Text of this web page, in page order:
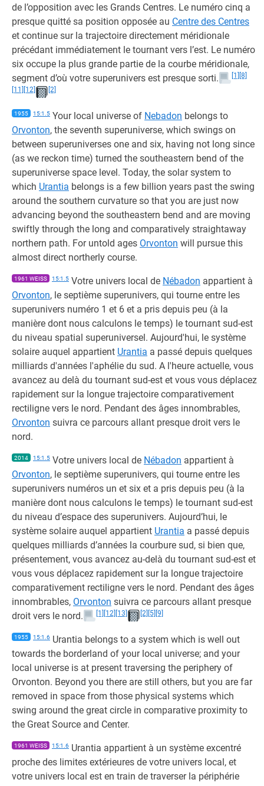
de l’opposition avec les Grands Centres. Le numéro cinq a
presque quitté sa position opposée au Centre des Centres
et continue sur la trajectoire directement méridionale
précédant immédiatement le tournant vers l’est. Le numéro
six occupe la plus grande partie de la courbe méridionale,
segment d’où votre superunivers est presque sorti.
[1]
[8]
[11]
[12] [2]
1955 15:1.5 Your local universe of Nebadon belongs to
Orvonton, the seventh superuniverse, which swings on
between superuniverses one and six, having not long since
(as we reckon time) turned the southeastern bend of the
superuniverse space level. Today, the solar system to
which Urantia belongs is a few billion years past the swing
around the southern curvature so that you are just now
advancing beyond the southeastern bend and are moving
swiftly through the long and comparatively straightaway
northern path. For untold ages Orvonton will pursue this
almost direct northerly course.
1961 WEISS 15:1.5 Votre univers local de Nébadon appartient à
Orvonton, le septième superunivers, qui tourne entre les
superunivers numéro 1 et 6 et a pris depuis peu (à la
manière dont nous calculons le temps) le tournant sud-est
du niveau spatial superuniversel. Aujourd'hui, le système
solaire auquel appartient Urantia a passé depuis quelques
milliards d'années l'aphélie du sud. A l'heure actuelle, vous
avancez au delà du tournant sud-est et vous vous déplacez
rapidement sur la longue trajectoire comparativement
rectiligne vers le nord. Pendant des âges innombrables,
Orvonton suivra ce parcours allant presque droit vers le
nord.
2014 15:1.5 Votre univers local de Nébadon appartient à
Orvonton, le septième superunivers, qui tourne entre les
superunivers numéros un et six et a pris depuis peu (à la
manière dont nous calculons le temps) le tournant sud-est
du niveau d’espace des superunivers. Aujourd’hui, le
système solaire auquel appartient Urantia a passé depuis
quelques milliards d’années la courbure sud, si bien que,
présentement, vous avancez au-delà du tournant sud-est et
vous vous déplacez rapidement sur la longue trajectoire
comparativement rectiligne vers le nord. Pendant des âges
innombrables, Orvonton suivra ce parcours allant presque
droit vers le nord.
[1] [12] [13] [2] [5] [9]
1955 15:1.6 Urantia belongs to a system which is well out
towards the borderland of your local universe; and your
local universe is at present traversing the periphery of
Orvonton. Beyond you there are still others, but you are far
removed in space from those physical systems which
swing around the great circle in comparative proximity to
the Great Source and Center.
1961 WEISS 15:1.6 Urantia appartient à un système excentré
proche des limites extérieures de votre univers local, et
votre univers local est en train de traverser la périphérie